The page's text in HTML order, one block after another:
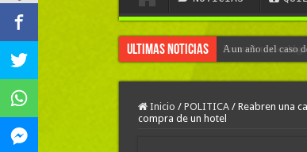
Ultimas Noticias A un año del caso
Inicio / POLITICA / Reabren una
compra de un hotel